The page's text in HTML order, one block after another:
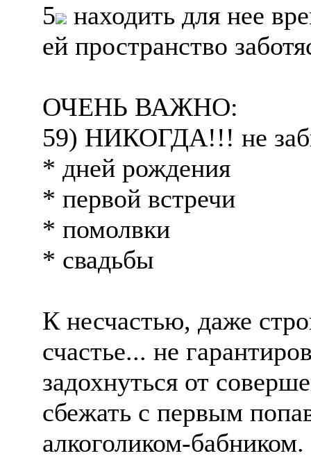
5
находить для нее
ей пространство
ОЧЕНЬ ВАЖНО:
59) НИКОГДА!!! не
* дней рождения
* первой встречи
* помолвки
* свадьбы
К несчастью, даже
счастье... не
задохнуться от
сбежать с первым
алкоголиком-бабником.